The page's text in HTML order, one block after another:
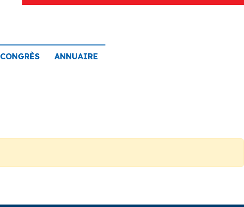
CONGRÈS ANNUAIRE